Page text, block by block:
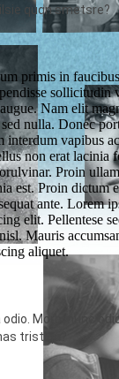
quqn smetsre?
primis in
sollicitudin
Nam elit
nulla. Donec
interdum vapibus
non erat lacinia
Proin
est. Proin dictum
ante. Lorem
elit. Pellentese
Mauris
aliquet.
Morbi nunc
tristiqu?